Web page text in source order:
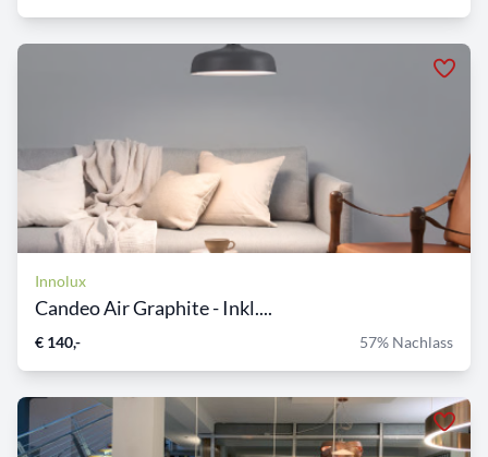
Innolux
Candeo Air Graphite - Inkl....
€ 140,- 57% Nachlass